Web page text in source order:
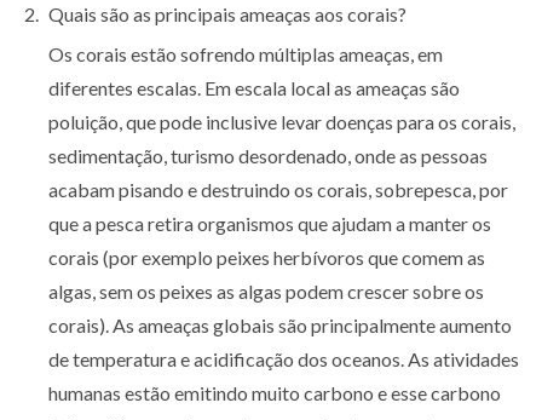
Quais são as principais ameaças aos corais?
Os corais estão sofrendo múltiplas ameaças, em
diferentes escalas. Em escala local as ameaças são
poluição, que pode inclusive levar doenças para os corais,
sedimentação, turismo desordenado, onde as pessoas
acabam pisando e destruindo os corais, sobrepesca, por
que a pesca retira organismos que ajudam a manter os
corais (por exemplo peixes herbívoros que comem as
algas, sem os peixes as algas podem crescer sobre os
corais). As ameaças globais são principalmente aumento
de temperatura e acidificação dos oceanos. As atividades
humanas estão emitindo muito carbono e esse carbono